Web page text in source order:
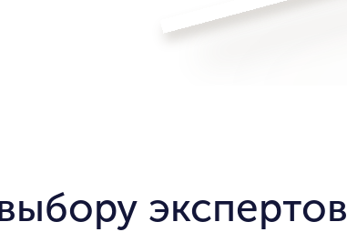
экспертов